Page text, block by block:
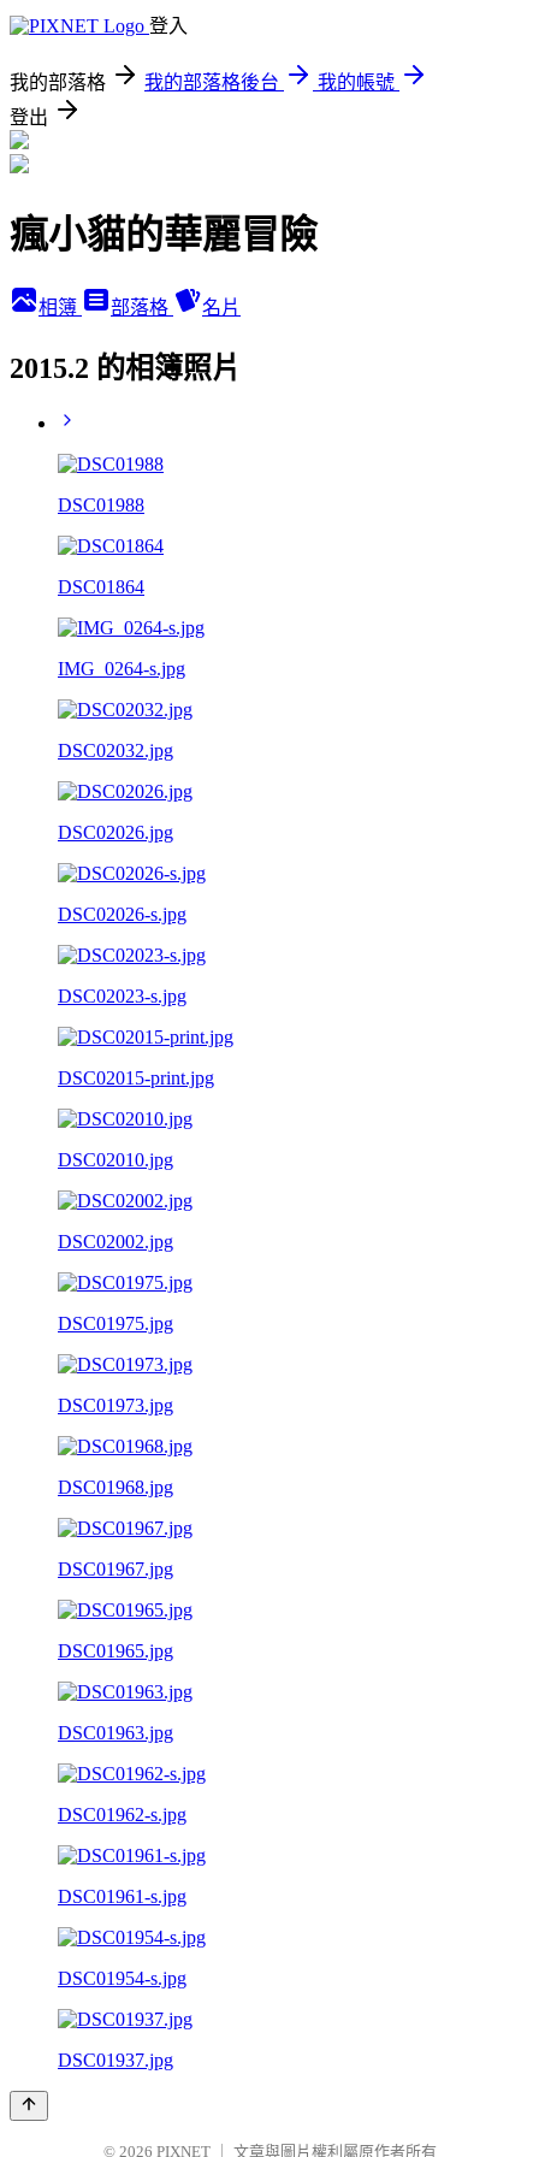
登入
我的部落格 我的部落格後台
我的帳號
登出
瘋小貓的華麗冒險
相簿 部落格 名片
2015.2 的相簿照片
DSC01988
DSC01864
IMG_0264-s.jpg
DSC02032.jpg
DSC02026.jpg
DSC02026-s.jpg
DSC02023-s.jpg
DSC02015-print.jpg
DSC02010.jpg
DSC02002.jpg
DSC01975.jpg
DSC01973.jpg
DSC01968.jpg
DSC01967.jpg
DSC01965.jpg
DSC01963.jpg
DSC01962-s.jpg
DSC01961-s.jpg
DSC01954-s.jpg
DSC01937.jpg
© 2026 PIXNET 文章與圖片權利屬原作者所有